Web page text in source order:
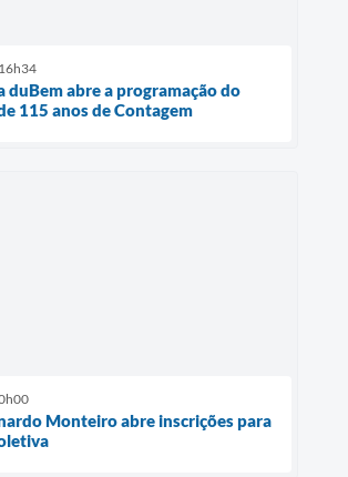
duBem abre a programação do
115 anos de Contagem
Monteiro abre inscrições para